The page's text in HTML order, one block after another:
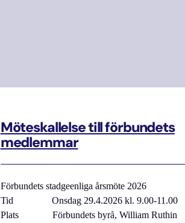
Möteskallelse till förbundets
medlemmar
Förbundets stadgeenliga årsmöte 2026
Tid Onsdag 29.4.2026 kl. 9.00-11.00
Plats Förbundets byrå, William Ruthin